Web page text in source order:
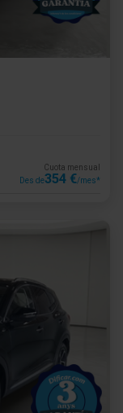
Cuota mensual
Des de354 €/mes*